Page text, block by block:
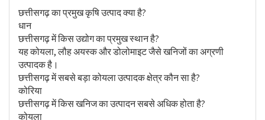
छत्तीसगढ़ का प्रमुख कृषि उत्पाद क्या है?
धान
छत्तीसगढ़ में किस उद्योग का प्रमुख स्थान है?
यह कोयला, लौह अयस्क और डोलोमाइट जैसे खनिजों का अग्रणी
उत्पादक है।
छत्तीसगढ़ में सबसे बड़ा कोयला उत्पादक क्षेत्र कौन सा है?
कोरिया
छत्तीसगढ़ में किस खनिज का उत्पादन सबसे अधिक होता है?
कोयला